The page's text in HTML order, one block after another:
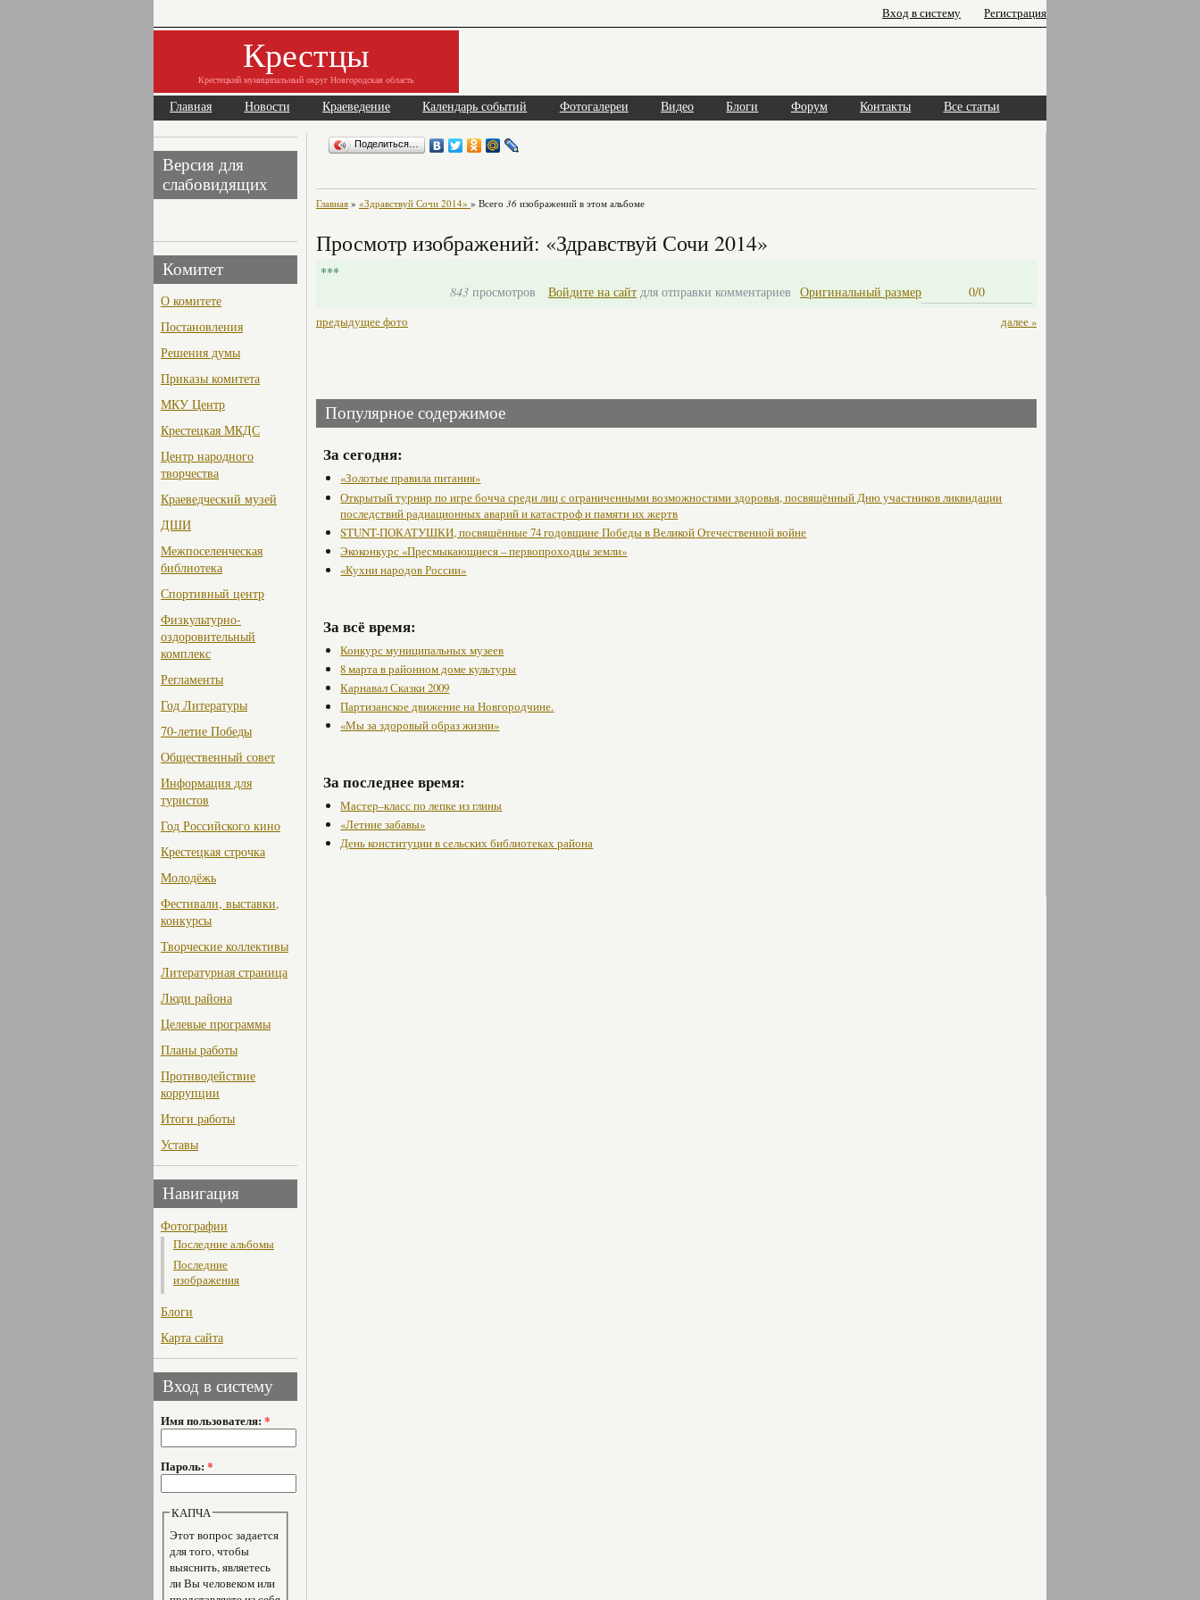
Вход в систему Регистрация
Крестцы
Крестецкий муниципальный округ Новгородская область
Главная Новости Краеведение Календарь событий Фотогалереи Видео Блоги Форум Контакты Все статьи
Версия для
слабовидящих
Комитет
О комитете
Постановления
Решения думы
Приказы комитета
МКУ Центр
Крестецкая МКДС
Центр народного
творчества
Краеведческий музей
ДШИ
Межпоселенческая
библиотека
Спортивный центр
Физкультурно-
оздоровительный
комплекс
Регламенты
Год Литературы
70-летие Победы
Общественный совет
Информация для
туристов
Год Российского кино
Крестецкая строчка
Молодёжь
Фестивали, выставки,
конкурсы
Творческие коллективы
Литературная страница
Люди района
Целевые программы
Планы работы
Противодействие
коррупции
Итоги работы
Уставы
Навигация
Фотографии
Последние альбомы
Последние
изображения
Блоги
Карта сайта
Вход в систему
Имя пользователя: *
Пароль: *
КАПЧА
Этот вопрос задается
для того, чтобы
выяснить, являетесь
ли Вы человеком или
Поделиться…
Главная » «Здравствуй Сочи 2014» » Всего 36 изображений в этом альбоме
Просмотр изображений: «Здравствуй Сочи 2014»
***
0/0
843 просмотров Войдите на сайт для отправки комментариев Оригинальный размер
предыдущее фото далее »
Популярное содержимое
За сегодня:
«Золотые правила питания»
Открытый турнир по игре бочча среди лиц с ограниченными возможностями здоровья, посвящённый Дню участников ликвидации
последствий радиационных аварий и катастроф и памяти их жертв
STUNT-ПОКАТУШКИ, посвящённые 74 годовщине Победы в Великой Отечественной войне
Экоконкурс «Пресмыкающиеся – первопроходцы земли»
«Кухни народов России»
За всё время:
Конкурс муниципальных музеев
8 марта в районном доме культуры
Карнавал Сказки 2009
Партизанское движение на Новгородчине.
«Мы за здоровый образ жизни»
За последнее время:
Мастер–класс по лепке из глины
«Летние забавы»
День конституции в сельских библиотеках района